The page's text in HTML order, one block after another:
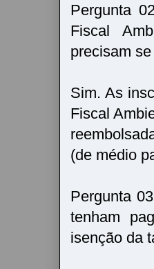
Pergunta
Fiscal
precisam
Sim. As
Fiscal
(de médio
Pergunta
tenham
isenção da